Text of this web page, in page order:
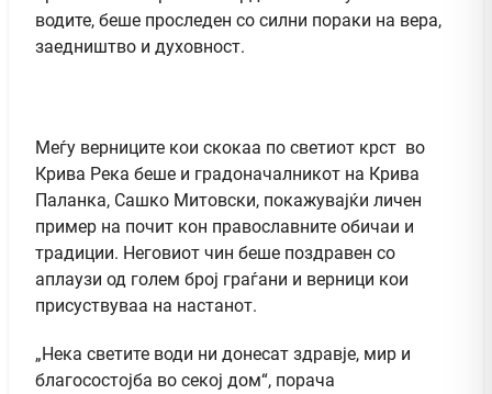
водите, беше проследен со силни пораки на вера,
заедништво и духовност.
Меѓу верниците кои скокаа по светиот крст во
Крива Река беше и градоначалникот на Крива
Паланка, Сашко Митовски, покажувајќи личен
пример на почит кон православните обичаи и
традиции. Неговиот чин беше поздравен со
аплаузи од голем број граѓани и верници кои
присуствуваа на настанот.
„Нека светите води ни донесат здравје, мир и
благосостојба во секој дом“, порача